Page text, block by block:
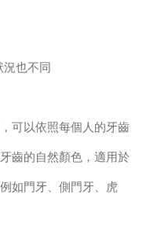
也不同
可以依照每個人的牙齒
齒的自然顏色，適用於
如門牙、側門牙、虎